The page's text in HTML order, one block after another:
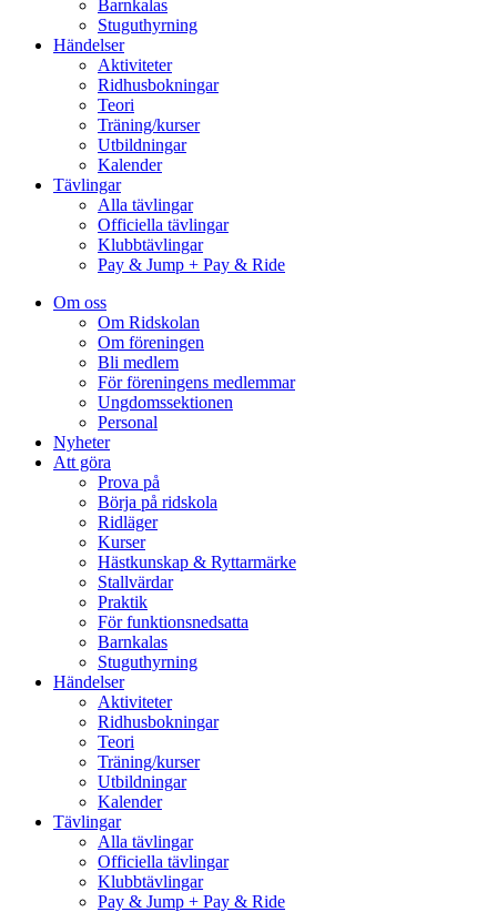
Barnkalas
Stuguthyrning
Händelser
Aktiviteter
Ridhusbokningar
Teori
Träning/kurser
Utbildningar
Kalender
Tävlingar
Alla tävlingar
Officiella tävlingar
Klubbtävlingar
Pay & Jump + Pay & Ride
Om oss
Om Ridskolan
Om föreningen
Bli medlem
För föreningens medlemmar
Ungdomssektionen
Personal
Nyheter
Att göra
Prova på
Börja på ridskola
Ridläger
Kurser
Hästkunskap & Ryttarmärke
Stallvärdar
Praktik
För funktionsnedsatta
Barnkalas
Stuguthyrning
Händelser
Aktiviteter
Ridhusbokningar
Teori
Träning/kurser
Utbildningar
Kalender
Tävlingar
Alla tävlingar
Officiella tävlingar
Klubbtävlingar
Pay & Jump + Pay & Ride